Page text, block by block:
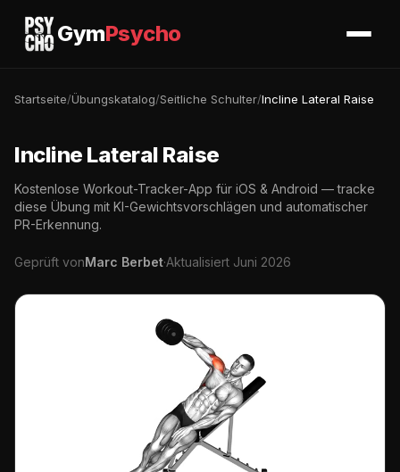
GymPsycho
Startseite/Übungskatalog/Seitliche Schulter/Incline Lateral Raise
Incline Lateral Raise
Kostenlose Workout-Tracker-App für iOS & Android — tracke
diese Übung mit KI-Gewichtsvorschlägen und automatischer
PR-Erkennung.
Geprüft vonMarc Berbet·Aktualisiert Juni 2026